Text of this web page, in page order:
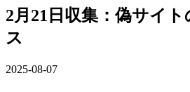
2月21日収集：偽サイ
ス
2025-08-07